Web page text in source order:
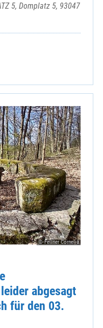
5, Domplatz 5, 93047
© Fellner Cornelia
abgesagt
für den 03.